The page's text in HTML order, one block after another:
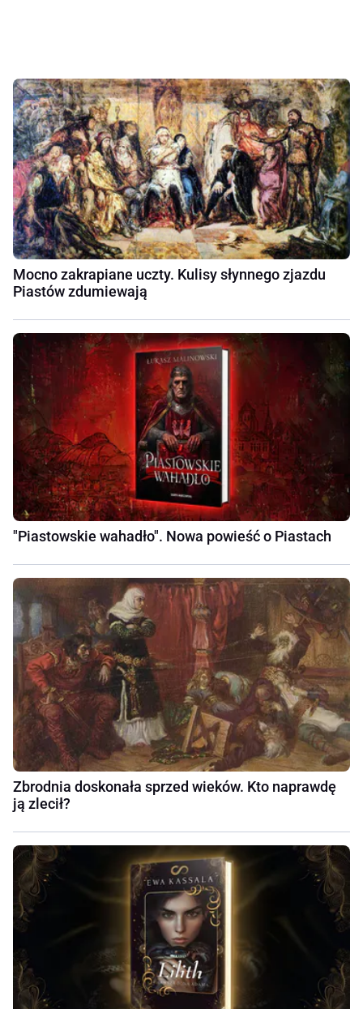
Mocno zakrapiane uczty. Kulisy słynnego zjazdu
Piastów zdumiewają
"Piastowskie wahadło". Nowa powieść o Piastach
Zbrodnia doskonała sprzed wieków. Kto naprawdę
ją zlecił?